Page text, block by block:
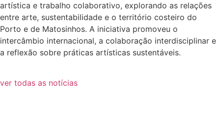
artística e trabalho colaborativo, explorando as relações
entre arte, sustentabilidade e o território costeiro do
Porto e de Matosinhos. A iniciativa promoveu o
intercâmbio internacional, a colaboração interdisciplinar e
a reflexão sobre práticas artísticas sustentáveis.
ver todas as notícias